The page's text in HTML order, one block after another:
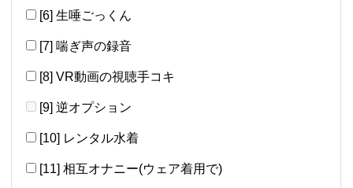
[6] 生唾ごっくん
[7] 喘ぎ声の録音
[8] VR動画の視聴手コキ
[9] 逆オプション
[10] レンタル水着
[11] 相互オナニー(ウェア着用で)